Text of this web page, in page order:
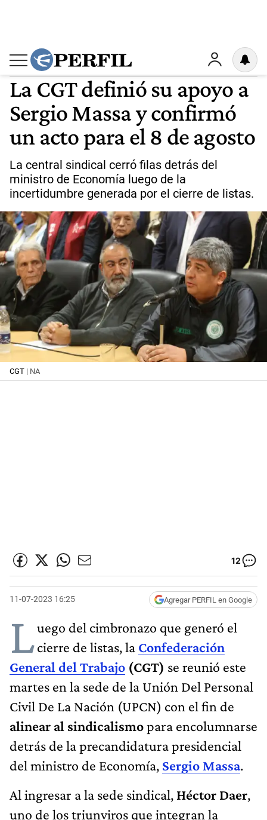
12
La CGT definió su apoyo a
Sergio Massa y confirmó
un acto para el 8 de agosto
La central sindical cerró filas detrás del
incertidumbre generada por el cierre de listas.
CGT| NA
11-07-2023 16:25 Agregar PERFIL en Google
Luego del cimbronazo que generó el
cierre de listas, laConfederación
General del Trabajo (CGT)se reunió este
martes en la sede de la Unión Del Personal
Civil De La Nación (UPCN) con el fin de
alinear al sindicalismopara encolumnarse
detrás de la precandidatura presidencial
del ministro de Economía,Sergio Massa.
Al ingresar a la sede sindical,Héctor Daer
uno de los triunviros que integran la
conducción de la central gremial, confirmó